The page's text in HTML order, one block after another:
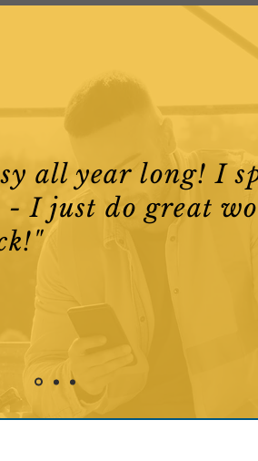
all year long! I
I just do great